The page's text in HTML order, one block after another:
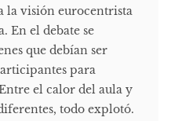
la visión eurocentrista
En el debate se
que debían ser
para
el calor del aula y
todo explotó.